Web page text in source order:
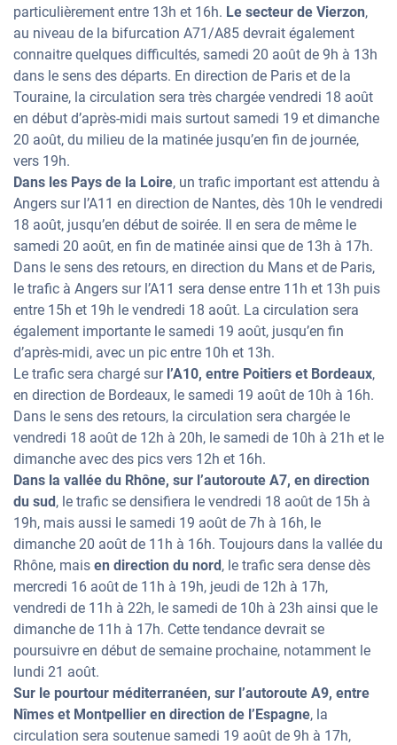
particulièrement entre 13h et 16h. Le secteur de Vierzon,
au niveau de la bifurcation A71/A85 devrait également
connaitre quelques difficultés, samedi 20 août de 9h à 13h
dans le sens des départs. En direction de Paris et de la
Touraine, la circulation sera très chargée vendredi 18 août
en début d’après-midi mais surtout samedi 19 et dimanche
20 août, du milieu de la matinée jusqu’en fin de journée,
vers 19h.
Dans les Pays de la Loire, un trafic important est attendu à
Angers sur l’A11 en direction de Nantes, dès 10h le vendredi
18 août, jusqu’en début de soirée. Il en sera de même le
samedi 20 août, en fin de matinée ainsi que de 13h à 17h.
Dans le sens des retours, en direction du Mans et de Paris,
le trafic à Angers sur l’A11 sera dense entre 11h et 13h puis
entre 15h et 19h le vendredi 18 août. La circulation sera
également importante le samedi 19 août, jusqu’en fin
d’après-midi, avec un pic entre 10h et 13h.
Le trafic sera chargé surl’A10, entre Poitiers et Bordeaux,
en direction de Bordeaux, le samedi 19 août de 10h à 16h.
Dans le sens des retours, la circulation sera chargée le
vendredi 18 août de 12h à 20h, le samedi de 10h à 21h et le
dimanche avec des pics vers 12h et 16h.
Dans la vallée du Rhône, sur l’autoroute A7, en direction
du sud, le trafic se densifiera le vendredi 18 août de 15h à
19h, mais aussi le samedi 19 août de 7h à 16h, le
dimanche 20 août de 11h à 16h. Toujours dans la vallée du
Rhône, mais en direction du nord, le trafic sera dense dès
mercredi 16 août de 11h à 19h, jeudi de 12h à 17h,
vendredi de 11h à 22h, le samedi de 10h à 23h ainsi que le
dimanche de 11h à 17h. Cette tendance devrait se
poursuivre en début de semaine prochaine, notamment le
lundi 21 août.
Sur le pourtour méditerranéen, sur l’autoroute A9, entre
Nîmes et Montpellier en direction de l’Espagne, la
circulation sera soutenue samedi 19 août de 9h à 17h,